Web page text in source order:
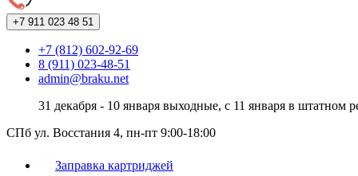
+7 911 023 48 51
+7 (812) 602-92-69
8 (911) 023-48-51
admin@braku.net
31 декабря - 10 января выходные, с 11 января в штатном
СПб ул. Восстания 4, пн-пт 9:00-18:00
Заправка картриджей